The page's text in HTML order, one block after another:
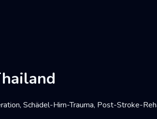
Schädel-Hirn-Trauma, Post-Stroke-